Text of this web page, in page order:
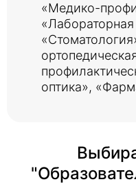
«Медико-
оптика»,